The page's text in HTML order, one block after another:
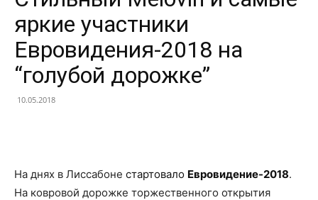
яркие участники
Евровидения-2018 на
“голубой дорожке”
10.05.2018
На днях в Лиссабоне стартовало Евровидение-2018.
На ковровой дорожке торжественного открытия